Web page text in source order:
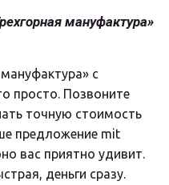
мануфактура»
с
просто. Позвоните
точную стоимость
предложение mit
вас приятно удивит.
деньги сразу.